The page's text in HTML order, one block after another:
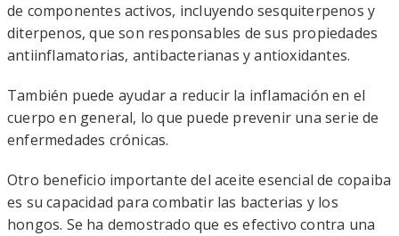
de componentes activos, incluyendo sesquiterpenos y
diterpenos, que son responsables de sus propiedades
antiinflamatorias, antibacterianas y antioxidantes.
También puede ayudar a reducir la inflamación en el
cuerpo en general, lo que puede prevenir una serie de
enfermedades crónicas.
Otro beneficio importante del aceite esencial de copaiba
es su capacidad para combatir las bacterias y los
hongos. Se ha demostrado que es efectivo contra una